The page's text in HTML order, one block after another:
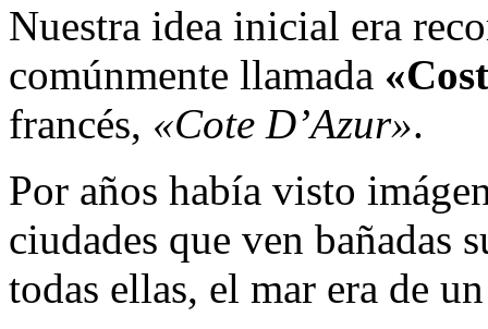
Nuestra idea inicial era
comúnmente llamada
francés, «Cote D’Azur».
Por años había visto
ciudades que ven bañadas
todas ellas, el mar era de